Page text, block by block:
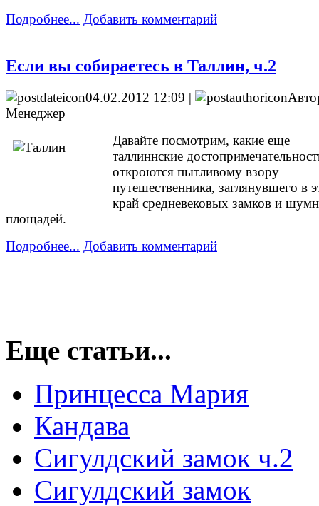
Подробнее... Добавить комментарий
Если вы собираетесь в Таллин, ч.2
04.02.2012 12:09 |
Менеджер
Давайте посмотрим, какие еще
таллиннские
откроются пытливому взору
путешественника, заглянувшего в
край средневековых замков и
площадей.
Подробнее... Добавить комментарий
Еще статьи...
Принцесса Мария
Кандава
Сигулдский замок ч.2
Сигулдский замок